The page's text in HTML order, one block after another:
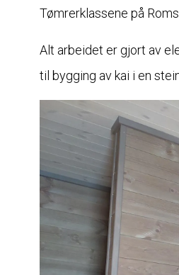
Tømrerklassene på
Alt arbeidet er gjort av
til bygging av kai i en